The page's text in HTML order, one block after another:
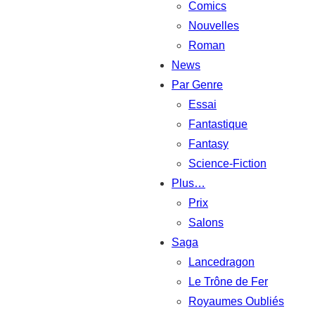
Comics
Nouvelles
Roman
News
Par Genre
Essai
Fantastique
Fantasy
Science-Fiction
Plus…
Prix
Salons
Saga
Lancedragon
Le Trône de Fer
Royaumes Oubliés